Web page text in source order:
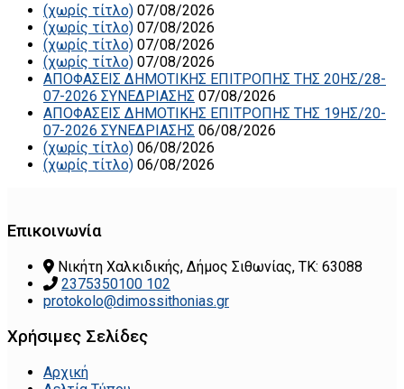
(χωρίς τίτλο) 07/08/2026
(χωρίς τίτλο) 07/08/2026
(χωρίς τίτλο) 07/08/2026
(χωρίς τίτλο) 07/08/2026
ΑΠΟΦΑΣΕΙΣ ΔΗΜΟΤΙΚΗΣ ΕΠΙΤΡΟΠΗΣ ΤΗΣ 20ΗΣ/28-
07-2026 ΣΥΝΕΔΡΙΑΣΗΣ 07/08/2026
ΑΠΟΦΑΣΕΙΣ ΔΗΜΟΤΙΚΗΣ ΕΠΙΤΡΟΠΗΣ ΤΗΣ 19ΗΣ/20-
07-2026 ΣΥΝΕΔΡΙΑΣΗΣ 06/08/2026
(χωρίς τίτλο) 06/08/2026
(χωρίς τίτλο) 06/08/2026
Επικοινωνία
Νικήτη Χαλκιδικής, Δήμος Σιθωνίας, ΤΚ: 63088
2375350100 102
protokolo@dimossithonias.gr
Χρήσιμες Σελίδες
Αρχική